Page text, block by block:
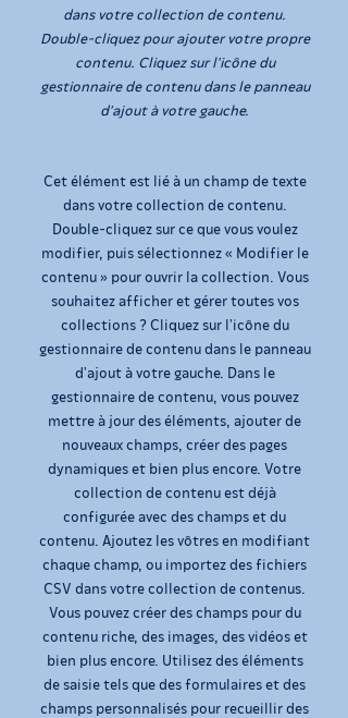
dans votre collection de contenu.
Double-cliquez pour ajouter votre propre
contenu. Cliquez sur l'icône du
gestionnaire de contenu dans le panneau
d'ajout à votre gauche.
Cet élément est lié à un champ de texte
dans votre collection de contenu.
Double-cliquez sur ce que vous voulez
modifier, puis sélectionnez « Modifier le
contenu » pour ouvrir la collection. Vous
souhaitez afficher et gérer toutes vos
collections ? Cliquez sur l'icône du
gestionnaire de contenu dans le panneau
d'ajout à votre gauche. Dans le
gestionnaire de contenu, vous pouvez
mettre à jour des éléments, ajouter de
nouveaux champs, créer des pages
dynamiques et bien plus encore. Votre
collection de contenu est déjà
configurée avec des champs et du
contenu. Ajoutez les vôtres en modifiant
chaque champ, ou importez des fichiers
CSV dans votre collection de contenus.
Vous pouvez créer des champs pour du
contenu riche, des images, des vidéos et
bien plus encore. Utilisez des éléments
de saisie tels que des formulaires et des
champs personnalisés pour recueillir des